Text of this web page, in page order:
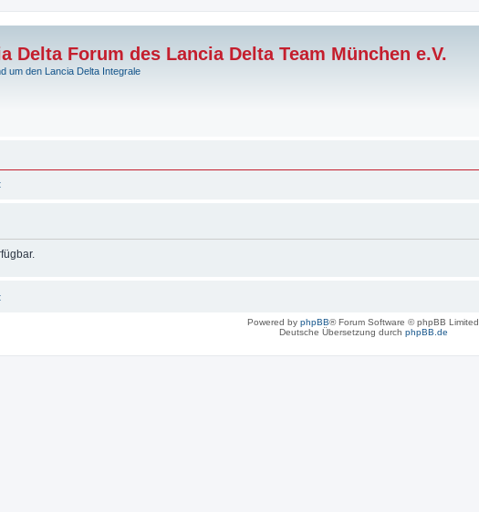
Delta Forum des Lancia Delta Team München e.V.
um den Lancia Delta Integrale
Powered by phpBB® Forum Software © phpBB Limited
Deutsche Übersetzung durch phpBB.de